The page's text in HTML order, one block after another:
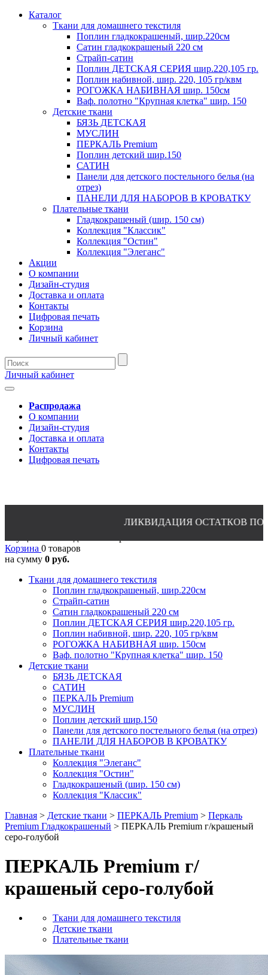
Каталог
Ткани для домашнего текстиля
Поплин гладкокрашеный, шир.220см
Сатин гладкокрашеный 220 см
Страйп-сатин
Поплин ДЕТСКАЯ СЕРИЯ шир.220,105 гр.
Поплин набивной, шир. 220, 105 гр/квм
РОГОЖКА НАБИВНАЯ шир. 150см
Ваф. полотно "Крупная клетка" шир. 150
Детские ткани
БЯЗЬ ДЕТСКАЯ
МУСЛИН
ПЕРКАЛЬ Premium
Поплин детский шир.150
САТИН
Панели для детского постельного белья (на
отрез)
ПАНЕЛИ ДЛЯ НАБОРОВ В КРОВАТКУ
Плательные ткани
Гладкокрашеный (шир. 150 см)
Коллекция "Классик"
Коллекция "Остин"
Коллекция "Элеганс"
Акции
О компании
Дизайн-студия
Доставка и оплата
Контакты
Цифровая печать
Корзина
Личный кабинет
Личный кабинет
Распродажа
О компании
Дизайн-студия
Доставка и оплата
Контакты
Цифровая печать
ЛИКВИДАЦИЯ ОСТАТКОВ ПО
8(4932)24-51-34 (многоканальный)
Корзина 0 товаров
на сумму 0 руб.
Ткани для домашнего текстиля
Поплин гладкокрашеный, шир.220см
Страйп-сатин
Сатин гладкокрашеный 220 см
Поплин ДЕТСКАЯ СЕРИЯ шир.220,105 гр.
Поплин набивной, шир. 220, 105 гр/квм
РОГОЖКА НАБИВНАЯ шир. 150см
Ваф. полотно "Крупная клетка" шир. 150
Детские ткани
БЯЗЬ ДЕТСКАЯ
САТИН
ПЕРКАЛЬ Premium
МУСЛИН
Поплин детский шир.150
Панели для детского постельного белья (на отрез)
ПАНЕЛИ ДЛЯ НАБОРОВ В КРОВАТКУ
Плательные ткани
Коллекция "Элеганс"
Коллекция "Остин"
Гладкокрашеный (шир. 150 см)
Коллекция "Классик"
Главная > Детские ткани > ПЕРКАЛЬ Premium > Перкаль
Premium Гладкокрашеный > ПЕРКАЛЬ Premium г/крашеный
серо-голубой
ПЕРКАЛЬ Premium г/
крашеный серо-голубой
Ткани для домашнего текстиля
Детские ткани
Плательные ткани